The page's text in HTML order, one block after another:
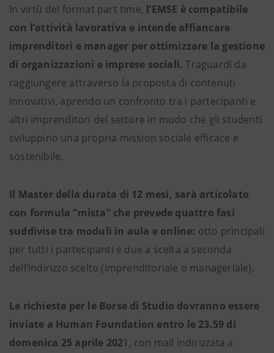
In virtù del format part time, l’EMSE è compatibile
con l’attività lavorativa e intende affiancare
imprenditori e manager per ottimizzare la gestione
di organizzazioni e imprese sociali.Traguardi da
raggiungere attraverso la proposta di contenuti
innovativi, aprendo un confronto tra i partecipanti e
altri imprenditori del settore in modo che gli studenti
sviluppino una propria mission sociale efficace e
sostenibile.
Il Master della durata di 12 mesi, sarà articolato
con formula “mista” che prevede quattro fasi
suddivise tra moduli in aula e online: otto principali
per tutti i partecipanti e due a scelta a seconda
dell’indirizzo scelto (imprenditoriale o manageriale).
Le richieste per le Borse di Studio dovranno essere
inviate a Human Foundation entro le 23.59 di
domenica 25 aprile 2021, con mail indirizzata a